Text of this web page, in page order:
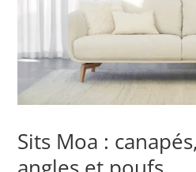
Sits Moa :